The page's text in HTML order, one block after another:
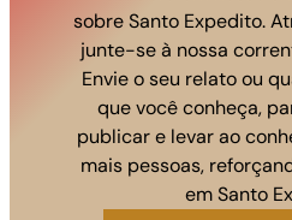
sobre Santo Expedito.
junte-se à nossa
Envie o seu relato ou
que você conheça,
publicar e levar ao
mais pessoas,
em Santo